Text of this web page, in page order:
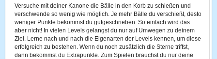
Versuche mit deiner Kanone die Bälle in den Korb zu schießen und
verschwende so wenig wie möglich. Je mehr Bälle du verschießt, desto
weniger Punkte bekommst du gutgeschrieben. So einfach wird das
aber nicht! In vielen Levels gelangst du nur auf Umwegen zu deinem
Ziel. Lerne nach und nach die Eigenarten der Levels kennen, um diese
erfolgreich zu bestehen. Wenn du noch zusätzlich die Sterne triffst,
dann bekommst du Extrapunkte. Zum Spielen brauchst du nur deine